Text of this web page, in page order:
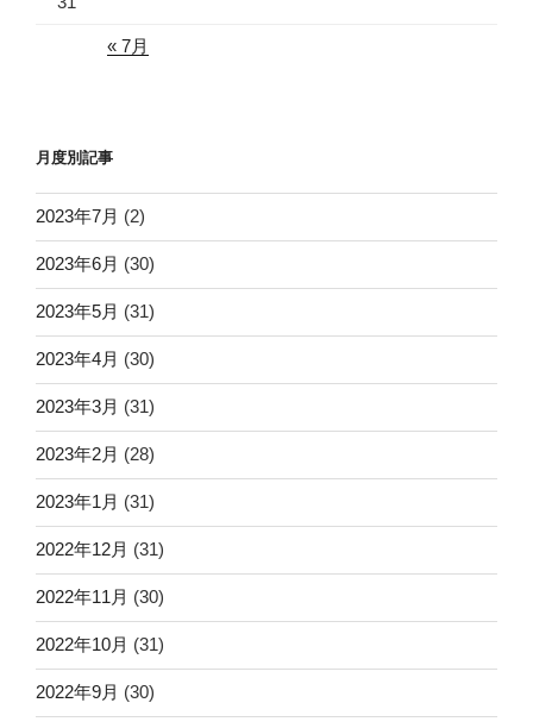
« 7月
月度別記事
2023年7月 (2)
2023年6月 (30)
2023年5月 (31)
2023年4月 (30)
2023年3月 (31)
2023年2月 (28)
2023年1月 (31)
2022年12月 (31)
2022年11月 (30)
2022年10月 (31)
2022年9月 (30)